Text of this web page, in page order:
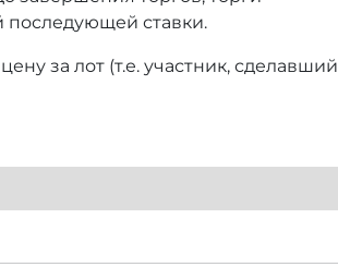
последующей ставки.
за лот (т.е. участник, сделавший